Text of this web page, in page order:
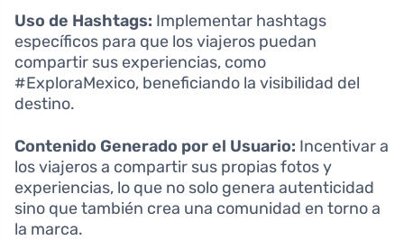
Uso de Hashtags: Implementar hashtags
específicos para que los viajeros puedan
compartir sus experiencias, como
#ExploraMexico, beneficiando la visibilidad del
destino.
Contenido Generado por el Usuario: Incentivar a
los viajeros a compartir sus propias fotos y
experiencias, lo que no solo genera autenticidad
sino que también crea una comunidad en torno a
la marca.